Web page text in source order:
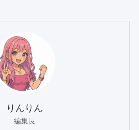
りんりん
編集長